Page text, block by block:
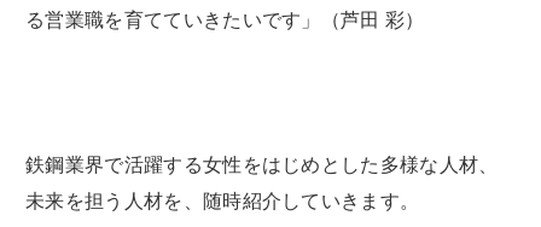
る営業職を育てていきたいです」（芦田 彩）
鉄鋼業界で活躍する女性をはじめとした多様な人材、
未来を担う人材を、随時紹介していきます。